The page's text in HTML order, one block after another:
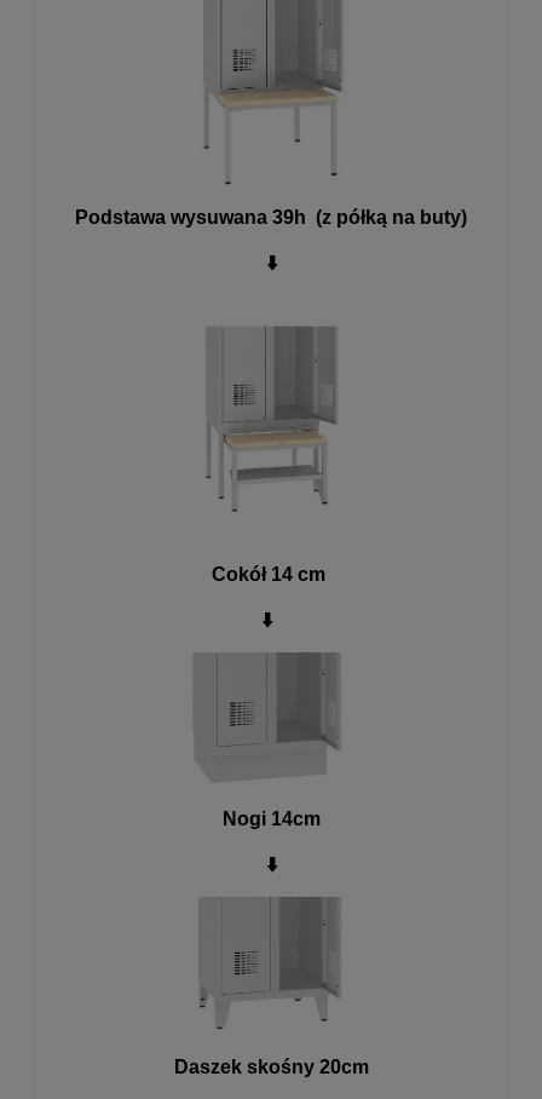
Podstawa wysuwana 39h (z półką na buty)
⬇️
Cokół 14 cm
⬇️
Nogi 14cm
⬇️
Daszek skośny 20cm